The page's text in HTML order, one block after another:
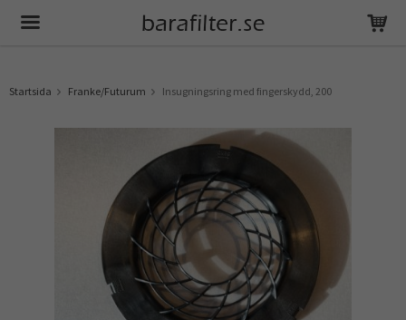
Startsida Franke/Futurum Insugningsring med fingerskydd, 200